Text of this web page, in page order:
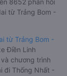
8652 phản hồi
từ Trảng Bom -
từ Trảng Bom -
Điền Linh
chương trình
đi Thống Nhất -